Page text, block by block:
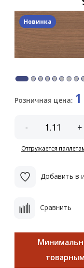
Новинка
Розничная цена:
- +
Отгружается
Добавить в
Сравнить